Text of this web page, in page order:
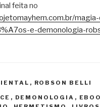
feita no
e-demonologia-
, ROBSON BELLI
, DEMONOLOGIA ,